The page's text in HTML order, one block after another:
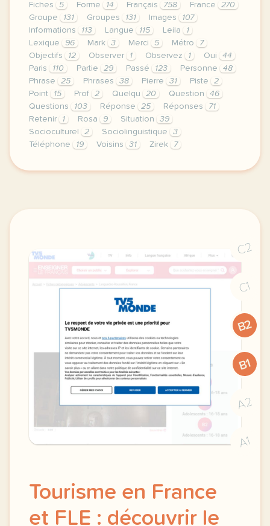
Fiches
5 Forme 14 Français 758 France
270
Groupe
131 Groupes 131 Images
107
Informations
113 Langue 115 Leila
1
Lexique
96 Mark 3 Merci 5 Métro
7
Objectifs
12 Observer 1 Observez 1 Oui
44
Paris
110 Partie 29 Passé 123 Personne
48
Phrase
25 Phrases 38 Pierre 31 Piste
2
Point
15 Prof 2 Quelqu 20 Question
46
Questions
103 Réponse 25 Réponses
71
Retenir
1 Rosa 9 Situation
39
Socioculturel
2 Sociolinguistique
3
Téléphone
19 Voisins 31 Zirek 7
fiche a1 enseigner avec les voisins du 12 bis
C2
C1
B2
B1
A2
A1
Tourisme en France
et FLE : découvrir le